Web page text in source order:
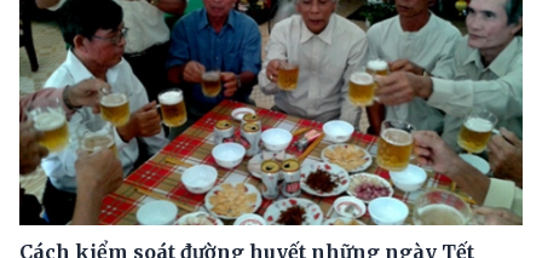
Cách kiểm soát đường huyết những ngày Tết